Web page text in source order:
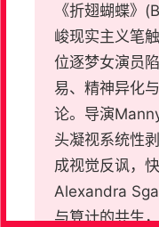
《折翅蝴蝶
峻现实主义笔
位逐梦女演员
易、精神异化
论。导演
头凝视系统性
成视觉反讽，
Alexandra
与算计的共生